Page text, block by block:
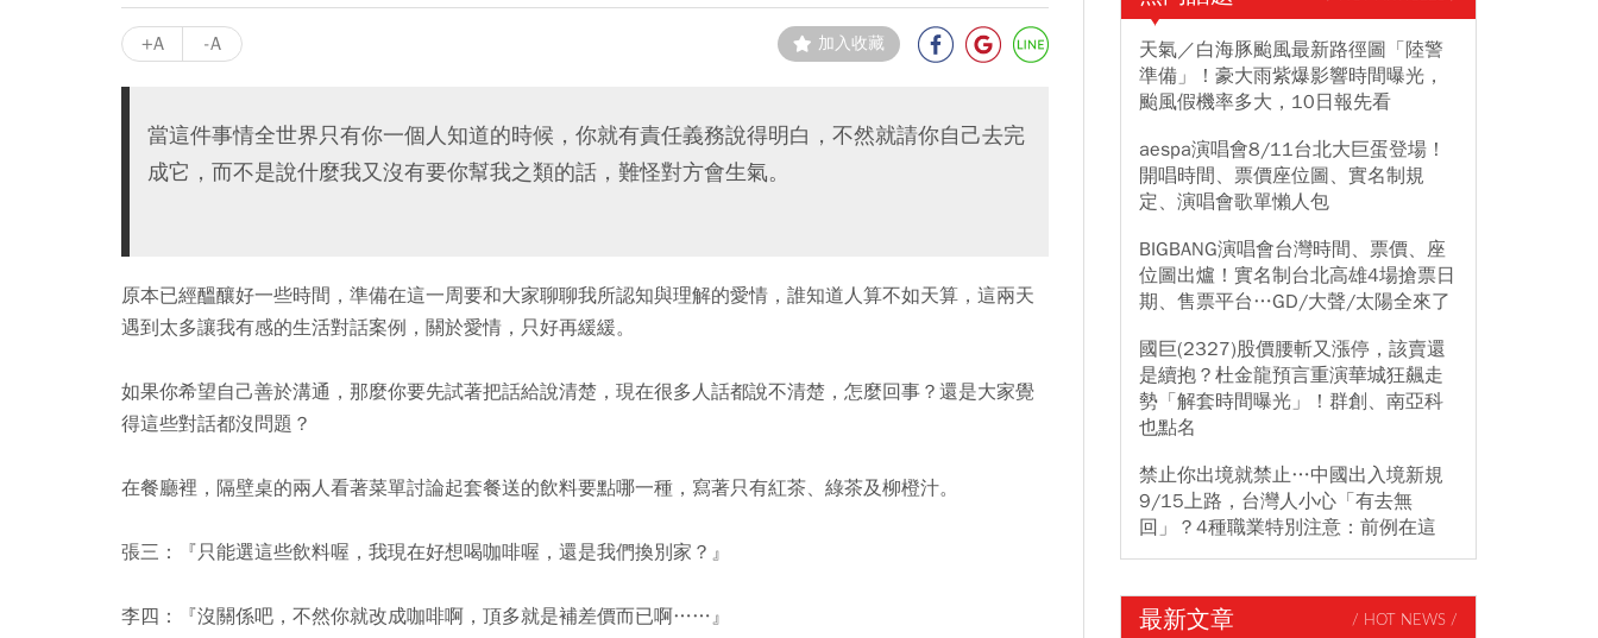
+A -A 加入收藏
當這件事情全世界只有你一個人知道的時候，你就有責任義務說得明白，不然就請你自己去完
成它，而不是說什麼我又沒有要你幫我之類的話，難怪對方會生氣。
原本已經醞釀好一些時間，準備在這一周要和大家聊聊我所認知與理解的愛情，誰知道人算不如天算，這兩天
遇到太多讓我有感的生活對話案例，關於愛情，只好再緩緩。
如果你希望自己善於溝通，那麼你要先試著把話給說清楚，現在很多人話都說不清楚，怎麼回事？還是大家覺
得這些對話都沒問題？
在餐廳裡，隔壁桌的兩人看著菜單討論起套餐送的飲料要點哪一種，寫著只有紅茶、綠茶及柳橙汁。
張三：『只能選這些飲料喔，我現在好想喝咖啡喔，還是我們換別家？』
李四：『沒關係吧，不然你就改成咖啡啊，頂多就是補差價而已啊……』
天氣／白海豚颱風最新路徑圖「陸警
準備」！豪大雨紫爆影響時間曝光，
颱風假機率多大，10日報先看
aespa演唱會8/11台北大巨蛋登場！
開唱時間、票價座位圖、實名制規
定、演唱會歌單懶人包
BIGBANG演唱會台灣時間、票價、座
位圖出爐！實名制台北高雄4場搶票日
期、售票平台…GD/大聲/太陽全來了
國巨(2327)股價腰斬又漲停，該賣還
是續抱？杜金龍預言重演華城狂飆走
勢「解套時間曝光」！群創、南亞科
也點名
禁止你出境就禁止…中國出入境新規
9/15上路，台灣人小心「有去無
回」？4種職業特別注意：前例在這
最新文章 / HOT NEWS /